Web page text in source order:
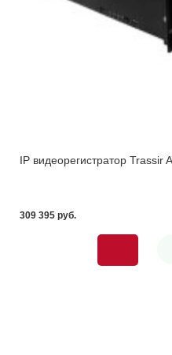
IP видеорегистратор Trassir
309 395 pуб.